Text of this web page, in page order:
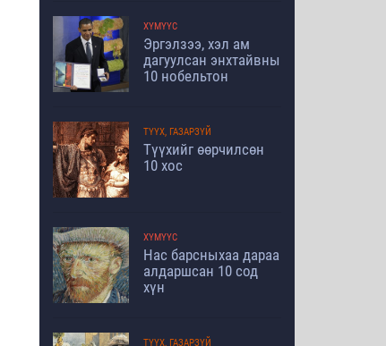
ХҮМҮҮС
Эргэлзээ, хэл ам
дагуулсан энхтайвны
10 нобельтон
ТҮҮХ, ГАЗАРЗҮЙ
Түүхийг өөрчилсөн
10 хос
ХҮМҮҮС
Нас барсныхаа дараа
алдаршсан 10 сод
хүн
ТҮҮХ, ГАЗАРЗҮЙ